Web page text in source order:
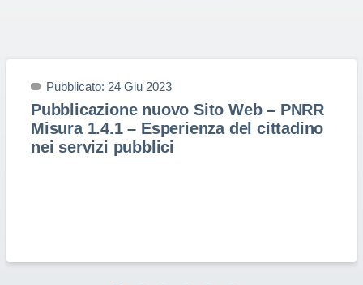
Pubblicato: 24 Giu 2023
Pubblicazione nuovo Sito Web – PNRR
Misura 1.4.1 – Esperienza del cittadino
nei servizi pubblici